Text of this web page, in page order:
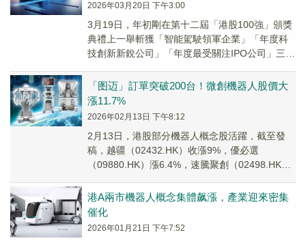
2026年03月20日 下午3:00
3月19日，年初剛在第十二屆「港股100強」頒獎
典禮上一舉斬獲「智能駕駛領軍企業」「年度科
技創新新銳公司」「年度最受關注IPO公司」三項
「图迈」訂單突破200台！微創機器人股價大
漲11.7%
2026年02月13日 下午8:12
2月13日，港股部分機器人概念股活躍，截至發
稿，越疆（02432.HK）收漲9%，優必選
（09880.HK）漲6.4%，速騰聚創（02498.HK）
港A兩市機器人概念集體飙漲，產業迎來密集
催化
2026年01月21日 下午7:52